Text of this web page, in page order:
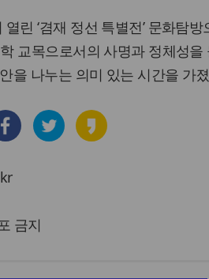
린 ‘겸재 정선 특별전’ 문화탐
교목으로서의 사명과 정체성을
을 나누는 의미 있는 시간을 가
금지